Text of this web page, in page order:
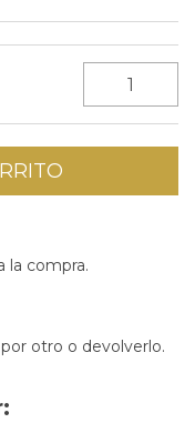
la compra.
otro o devolverlo.